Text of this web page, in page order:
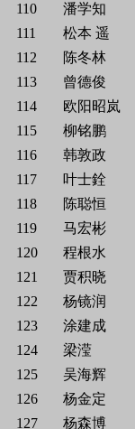
110
潘学知
111
松本 遥
112
陈冬林
113
曾德俊
114
欧阳昭岚
115
柳铭鹏
116
韩敦政
117
叶士銓
118
陈聪恒
119
马宏彬
120
程根水
121
贾积晓
122
杨镜润
123
涂建成
124
梁滢
125
吴海辉
126
杨金定
127
杨森博